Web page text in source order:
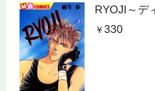
RYOJI～デ
330